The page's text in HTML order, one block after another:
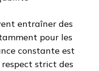
entraîner des
pour les
constante est
respect strict des